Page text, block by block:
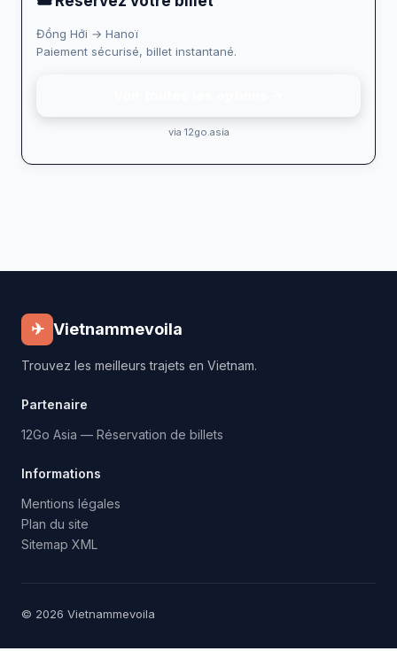
Đồng Hới → Hanoï
Paiement sécurisé, billet instantané.
via 12go.asia
✈ Vietnammevoila
Trouvez les meilleurs trajets en Vietnam.
Partenaire
12Go Asia — Réservation de billets
Informations
Mentions légales
Plan du site
Sitemap XML
© 2026 Vietnammevoila